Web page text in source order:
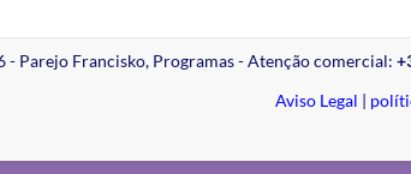
- Parejo Francisko, Programas - Atenção comercial:
Aviso Legal |